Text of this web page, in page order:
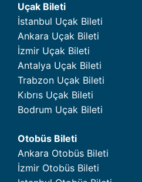
Uçak Bileti
İstanbul Uçak Bileti
Ankara Uçak Bileti
İzmir Uçak Bileti
Antalya Uçak Bileti
Trabzon Uçak Bileti
Kıbrıs Uçak Bileti
Bodrum Uçak Bileti
Otobüs Bileti
Ankara Otobüs Bileti
İzmir Otobüs Bileti